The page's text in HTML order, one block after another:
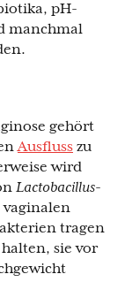
pH-
manchmal
gehört
Ausfluss zu
wird
Lactobacillus-
vaginalen
tragen
sie vor